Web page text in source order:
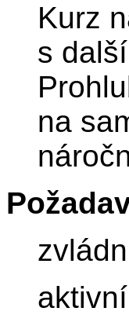
Kurz
s
na